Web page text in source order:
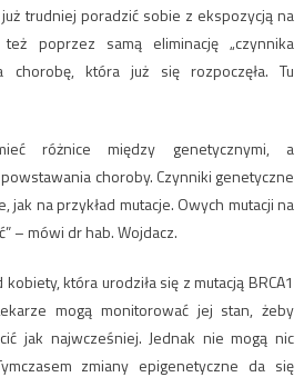
trudniej poradzić sobie z ekspozycją na
też poprzez samą eliminację „czynnika
chorobę, która już się rozpoczęła. Tu
różnice między genetycznymi, a
choroby. Czynniki genetyczne
jak na przykład mutacje. Owych mutacji na
– mówi dr hab. Wojdacz.
która urodziła się z mutacją BRCA1
mogą monitorować jej stan, żeby
jak najwcześniej. Jednak nie mogą nic
zmiany epigenetyczne da się